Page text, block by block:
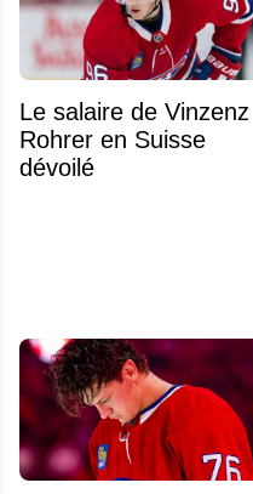
Le salaire de Vinzenz
Rohrer en Suisse
dévoilé